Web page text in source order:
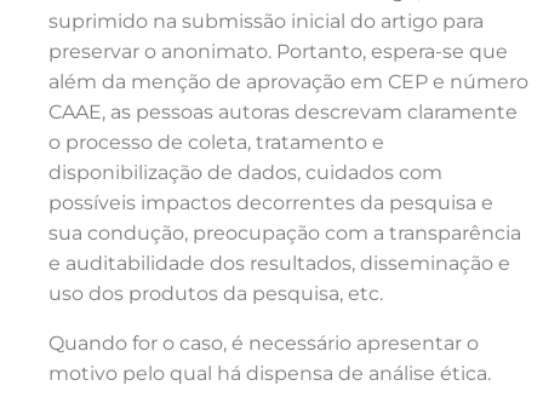
suprimido na submissão inicial do artigo para
preservar o anonimato. Portanto, espera-se que
além da menção de aprovação em CEP e número
CAAE, as pessoas autoras descrevam claramente
o processo de coleta, tratamento e
disponibilização de dados, cuidados com
possíveis impactos decorrentes da pesquisa e
sua condução, preocupação com a transparência
e auditabilidade dos resultados, disseminação e
uso dos produtos da pesquisa, etc.
Quando for o caso, é necessário apresentar o
motivo pelo qual há dispensa de análise ética.